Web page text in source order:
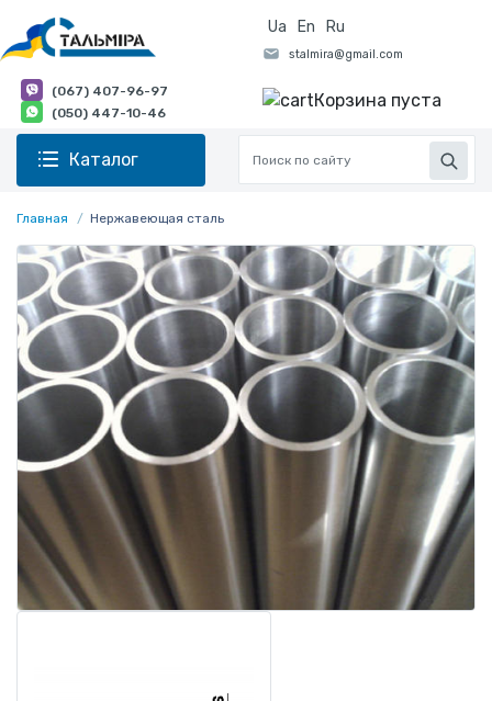
Ua En Ru
(067) 407-96-97
(050) 447-10-46
Корзина пуста
Каталог
Главная Нержавеющая сталь